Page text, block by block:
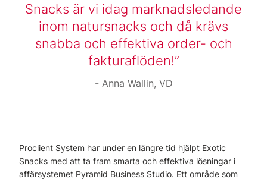
Snacks är vi idag marknadsledande
inom natursnacks och då krävs
snabba och effektiva order- och
fakturaflöden!
Anna Wallin, VD
Proclient System har under en längre tid hjälpt Exotic
Snacks med att ta fram smarta och effektiva lösningar i
affärsystemet Pyramid Business Studio. Ett område som